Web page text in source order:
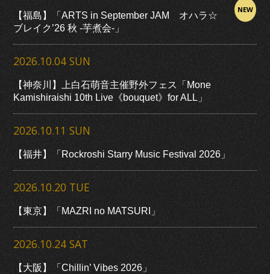
【福島】「ARTS in September JAM オハラ☆
ブレイク’26 秋 -芋煮会-」
NEW
2026.10.04 SUN
【神奈川】上白石萌音主催野外フェス「Mone
Kamishiraishi 10th Live《bouquet》for ALL」
2026.10.11 SUN
【福井】「Rockroshi Starry Music Festival 2026」
2026.10.20 TUE
【東京】「MAZRI no MATSURI」
2026.10.24 SAT
【大阪】「Chillin’ Vibes 2026」